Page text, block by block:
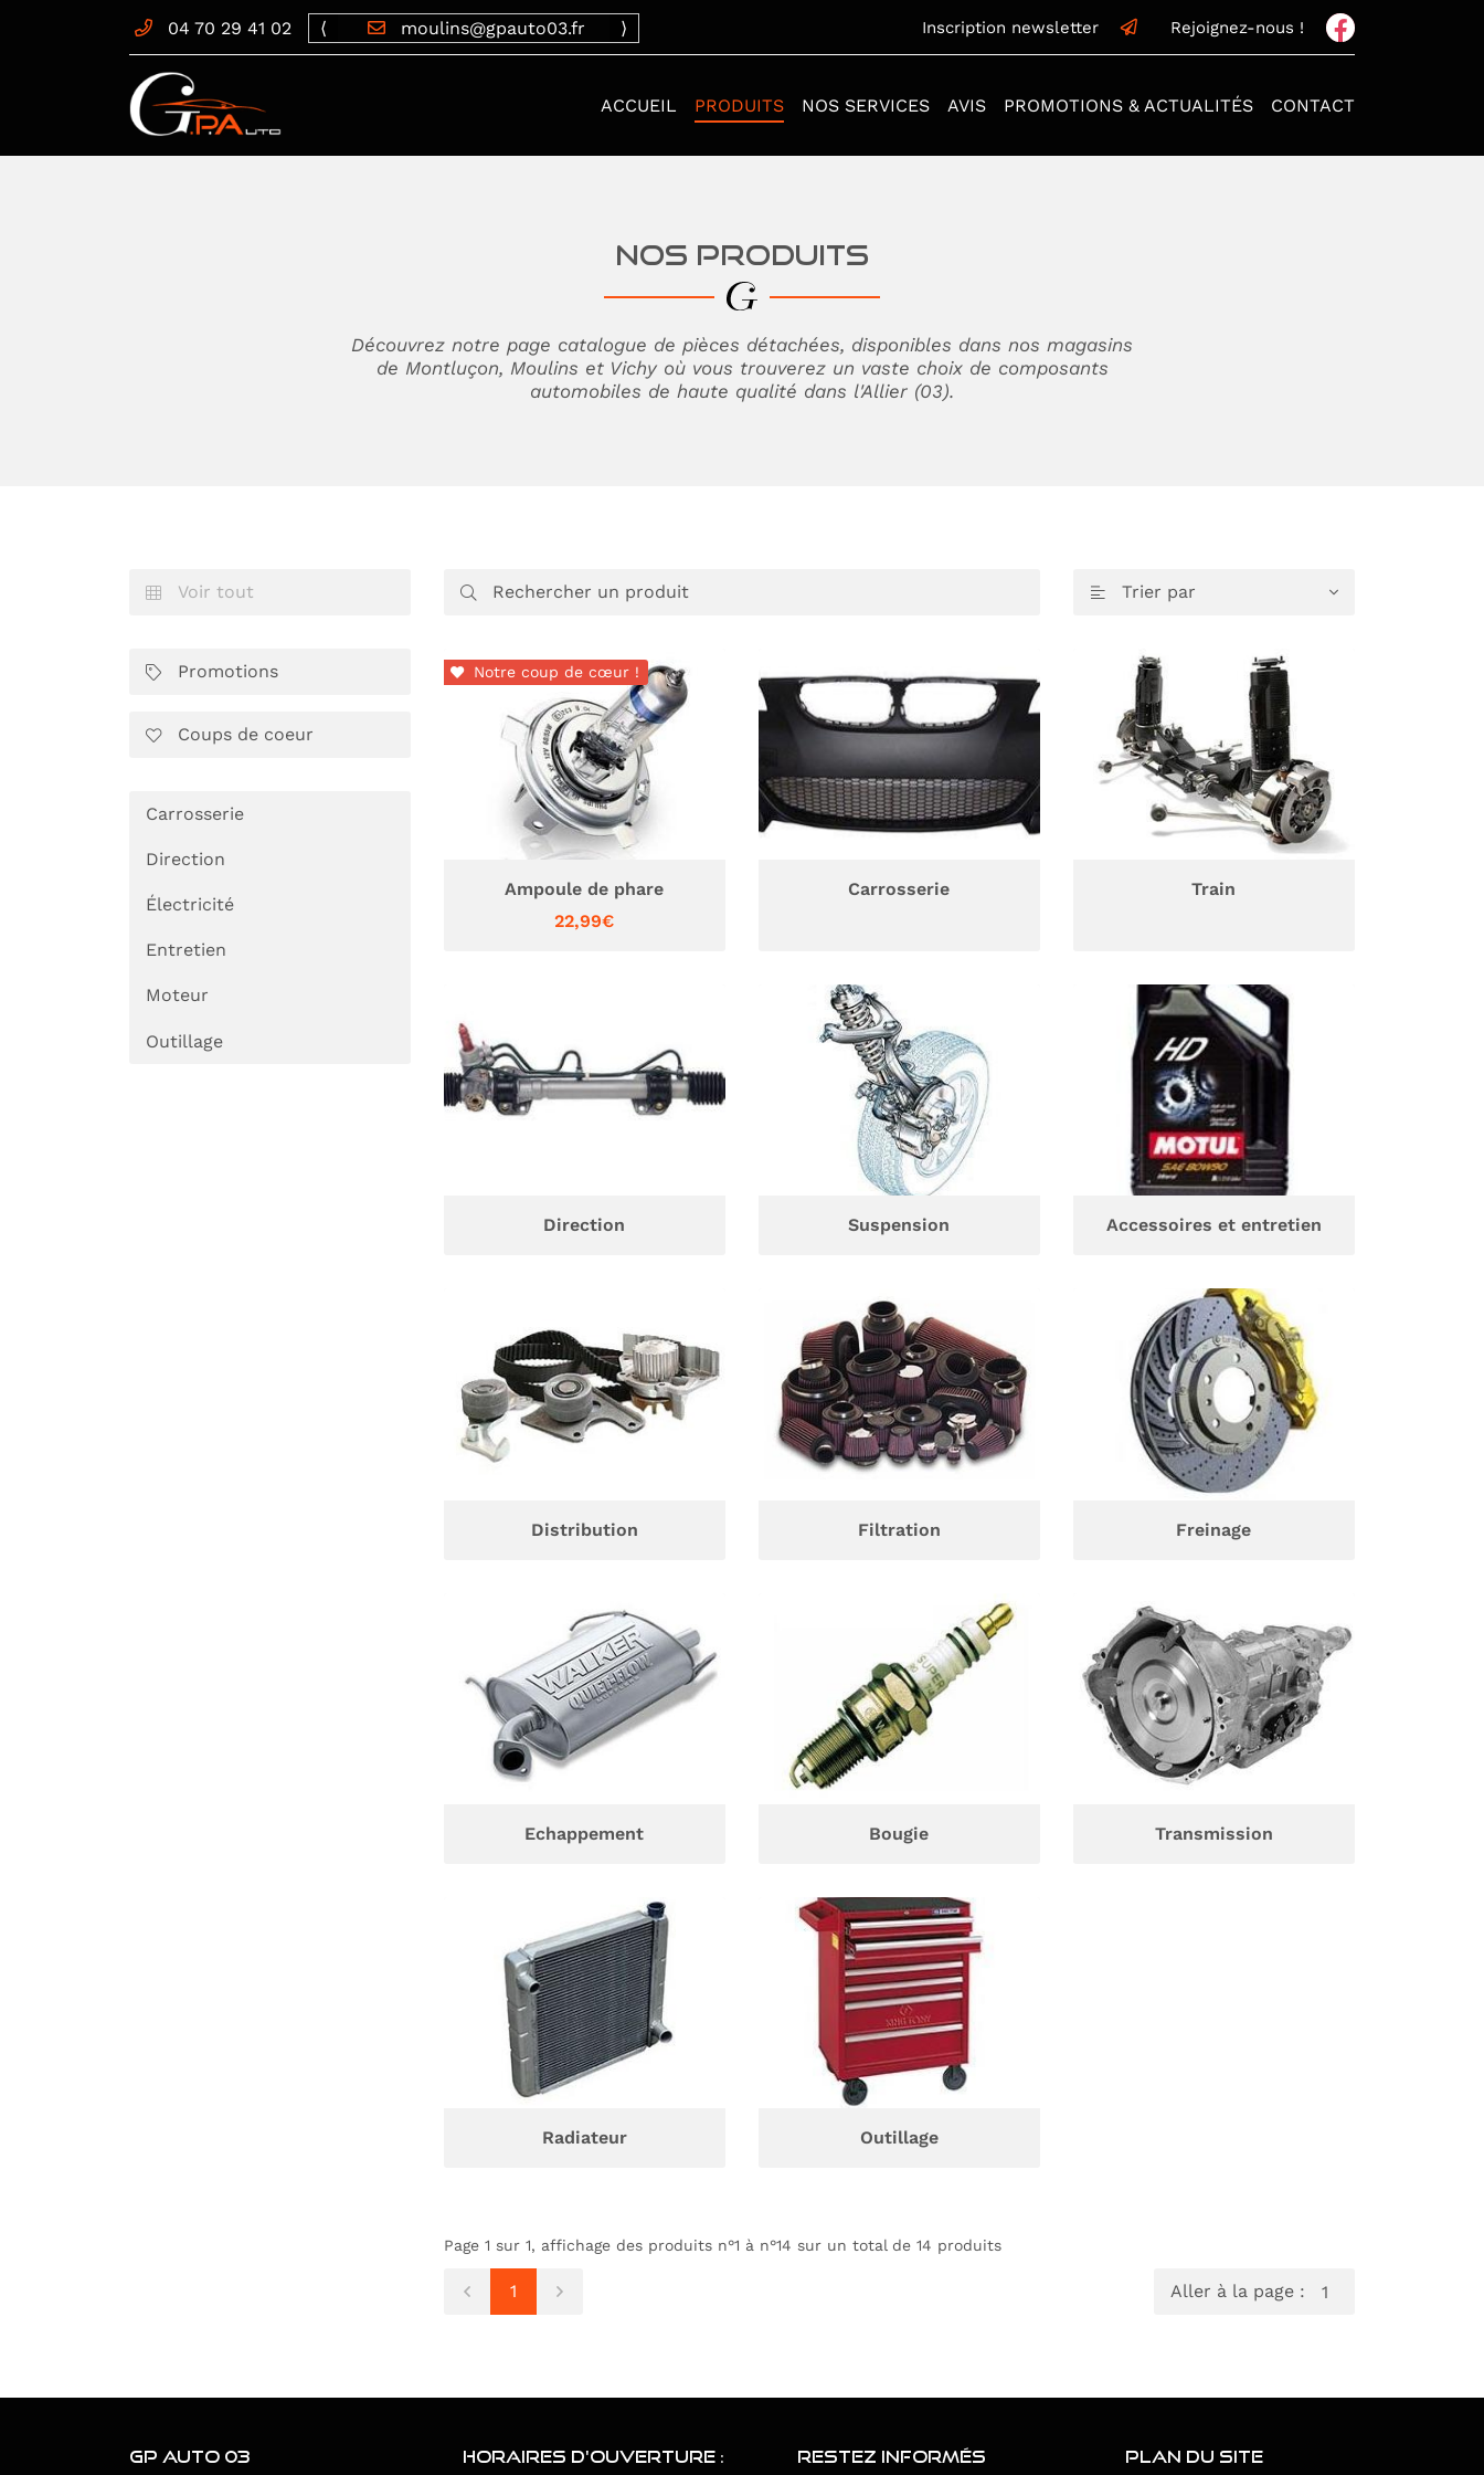
04 70 29 41 02
montlucon@gpauto03.fr moulins@gpauto03.fr
⟨ ⟩ Inscription newsletter Rejoignez-nous !
ACCUEIL PRODUITS NOS SERVICES AVIS PROMOTIONS & ACTUALITÉS CONTACT
44 rue de Pasquis
03100 Montluçon
04 70 29 41 02
NOS PRODUITS
Découvrez notre page catalogue de pièces détachées, disponibles dans nos magasins
de Montluçon, Moulins et Vichy où vous trouverez un vaste choix de composants
automobiles de haute qualité dans l'Allier (03).
 Voir tout
 Promotions
 Coups de coeur
Carrosserie
Direction
Électricité
Entretien
Moteur
Outillage
  Trier par
 Notre coup de cœur !
Ampoule de phare
22,99€
Carrosserie Train
Direction Suspension Accessoires et entretien
Distribution Filtration Freinage
Echappement Bougie Transmission
Radiateur Outillage
Page 1 sur 1, affichage des produits n°1 à n°14 sur un total de 14 produits
1 Aller à la page :
GP AUTO 03 MAGASIN VICHY MAGASIN MOULINS GP AUTO 03 MAGASIN VICHY
HORAIRES D'OUVERTURE : RESTEZ INFORMÉS PLAN DU SITE